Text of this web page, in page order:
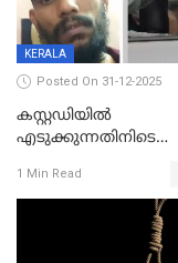
KERALA
Posted On 31-12-2025
കസ്റ്റഡിയിൽ
എടുക്കുന്നതിനിടെ
1 Min Read